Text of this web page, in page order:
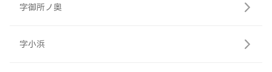
字御所ノ奥
字小浜